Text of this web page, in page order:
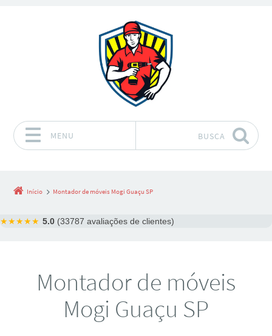
MENU BUSCA
Início Montador de móveis Mogi Guaçu SP
★★★★★ 5.0 (33787 avaliações de clientes)
Montador de móveis
Mogi Guaçu SP